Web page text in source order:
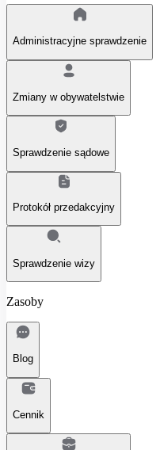
Administracyjne sprawdzenie
Zmiany w obywatelstwie
Sprawdzenie sądowe
Protokół przedakcyjny
Sprawdzenie wizy
Zasoby
Blog
Cennik